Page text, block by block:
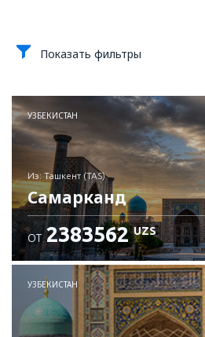
Показать фильтры
УЗБЕКИСТАН
из: Ташкент (TAS)
Самарканд
Проверьте подробности
ОТ 2383562 UZS
УЗБЕКИСТАН